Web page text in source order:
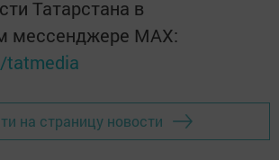
Татарстана в
мессенджере MАХ:
tatmedia
на страницу новости